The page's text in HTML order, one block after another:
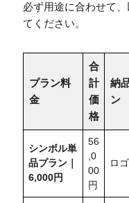
必ず用途に合わせて
てください。
プラン料
金
合
計
価
格
納
ン
シンボル単
品プラン｜
6,000円
56
,0
00
円
ロ